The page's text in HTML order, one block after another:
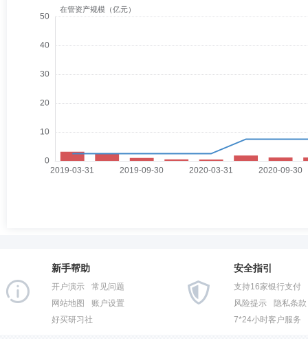
新手帮助
开户演示
常见问题
网站地图
账户设置
好买研习社
安全指引
支持16家银行支付
风险提示
隐私条款
7*24小时客户服务